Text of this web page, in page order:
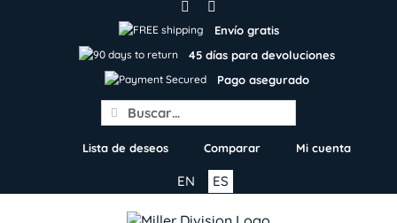
Envío gratis
45 días para devoluciones
Pago asegurado
Search
for:
Lista de deseos Comparar Mi cuenta
ES
EN